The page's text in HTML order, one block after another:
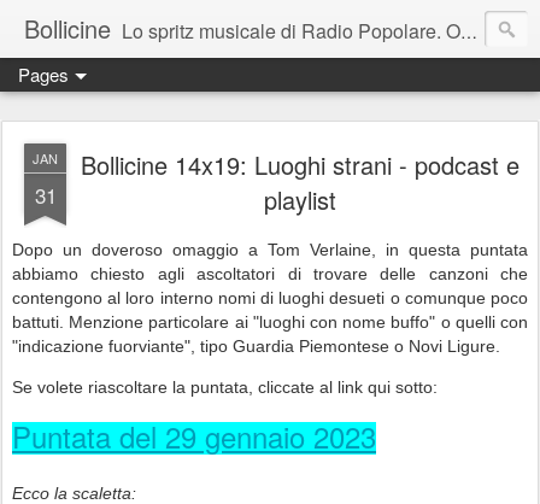
Bollicine Lo spritz musicale di Radio Popolare. Ogni domenica dalle 16.30 alle 17.30
Pages
JAN
31
Bollicine 14x19: Luoghi strani - podcast e
playlist
Dopo un doveroso omaggio a Tom Verlaine, in questa puntata
abbiamo chiesto agli ascoltatori di trovare delle canzoni che
contengono al loro interno nomi di luoghi desueti o comunque poco
battuti. Menzione particolare ai "luoghi con nome buffo" o quelli con
"indicazione fuorviante", tipo Guardia Piemontese o Novi Ligure.
Se volete riascoltare la puntata , cliccate al link qui sotto:
Puntata del 29 gennaio 2023
Ecco la scaletta: